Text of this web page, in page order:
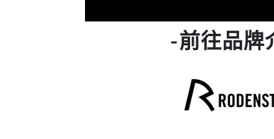
-前往品牌